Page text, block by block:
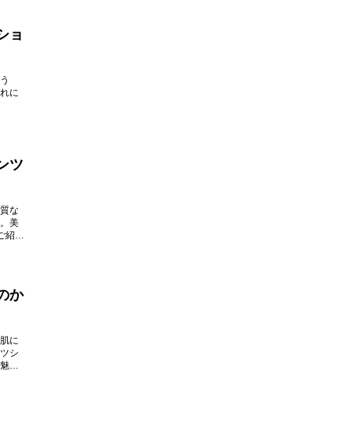
ョ
に
ツ
な
美
紹介
か
に
シ
力